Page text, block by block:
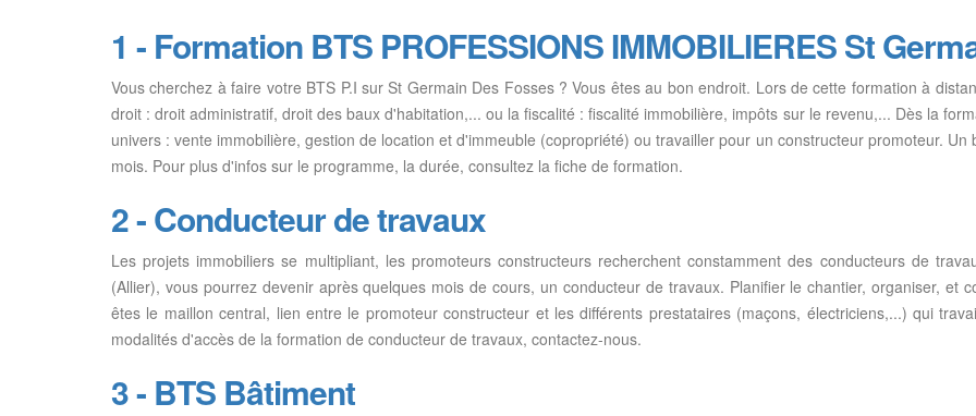
1 - Formation BTS PROFESSIONS IMMOBILIERES St
Vous cherchez à faire votre BTS P.I sur St Germain Des Fosses ? Vous êtes au bon endroit. Lors de cette formation à
droit : droit administratif, droit des baux d'habitation,... ou la fiscalité : fiscalité immobilière, impôts sur le revenu,... Dès la
univers : vente immobilière, gestion de location et d'immeuble (copropriété) ou travailler pour un constructeur promoteur.
mois. Pour plus d'infos sur le programme, la durée, consultez la fiche de formation.
2 - Conducteur de travaux
Les projets immobiliers se multipliant, les promoteurs constructeurs recherchent constamment des conducteurs de
(Allier), vous pourrez devenir après quelques mois de cours, un conducteur de travaux. Planifier le chantier, organiser, et
êtes le maillon central, lien entre le promoteur constructeur et les différents prestataires (maçons, électriciens,...) qui
modalités d'accès de la formation de conducteur de travaux, contactez-nous.
3 - BTS Bâtiment